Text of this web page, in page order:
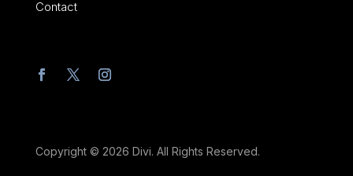
Contact
Copyright © 2026 Divi. All Rights Reserved.